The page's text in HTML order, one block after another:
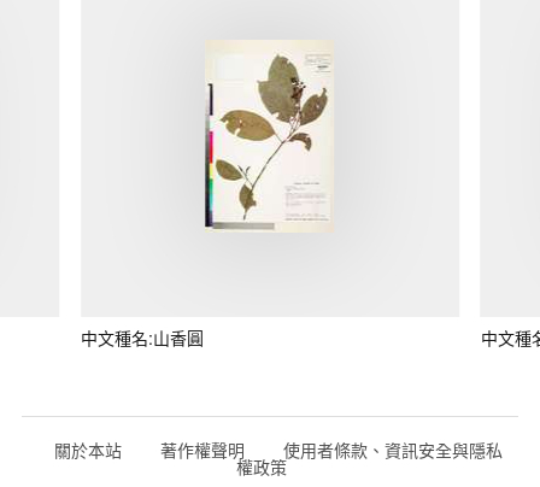
中文種名:山香圓 中文種
關於本站 著作權聲明 使用者條款、資訊安全與隱私
權政策